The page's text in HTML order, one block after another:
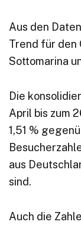
Aus den
Trend für den
Sottomarina
Die
April bis zum
1,51 %
aus
sind.
Auch die